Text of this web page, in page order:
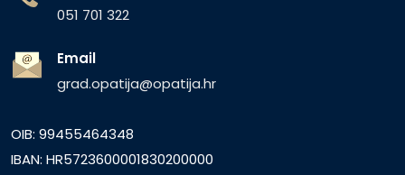
051 701 322
Email
grad.opatija@opatija.hr
OIB: 99455464348
IBAN: HR5723600001830200000